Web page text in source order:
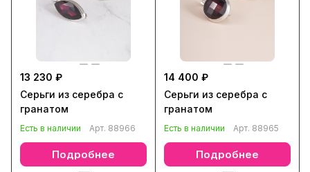
13 230 ₽
Серьги из серебра с
гранатом
Есть в наличии Арт. 88966
Подробнее
14 400 ₽
Серьги из серебра с
гранатом
Есть в наличии Арт. 88965
Подробнее